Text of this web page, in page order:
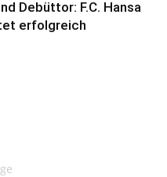
Debüttor: F.C. Hansa
erfolgreich